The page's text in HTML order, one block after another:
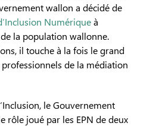
wallon a décidé de
Numériqueà
la population wallonne.
il touche à la fois le grand
de la médiation
le Gouvernement
rôle joué par les EPN de deux